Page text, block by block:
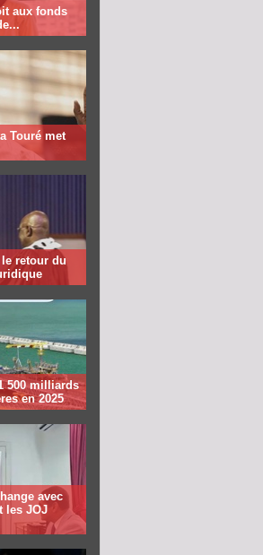
aux fonds
Touré met
retour du
500 milliards
en 2025
avec
les JOJ